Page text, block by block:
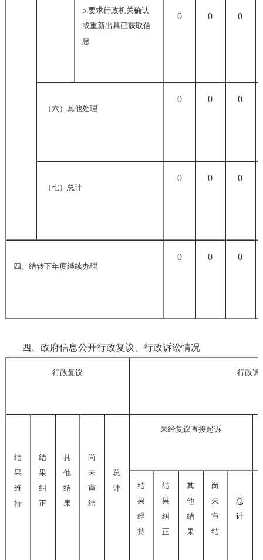
5.要求行政机关确认
或重新出具已获取信
息
0 0 0
（六）其他处理
0 0 0
（七）总计
0 0 0
四、结转下年度继续办理
0 0 0
四、政府信息公开行政复议、行政诉讼情况
行政复议 行政诉
结
果
维
持
结
果
纠
正
其
他
结
果
尚
未
审
结
总
计
未经复议直接起诉
结
果
维
持
结
果
纠
正
其
他
结
果
尚
未
审
结
总
计